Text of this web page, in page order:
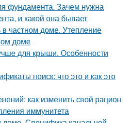
фундамента. Зачем нужна
и какой она бывает
в частном доме. Утепление
доме
для крыши. Особенности
поиск: что это и как это
как изменить свой рацион
иммунитета